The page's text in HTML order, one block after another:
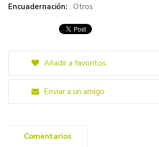
Encuadernación: Otros
Añadir a favoritos
Enviar a un amigo
Comentarios